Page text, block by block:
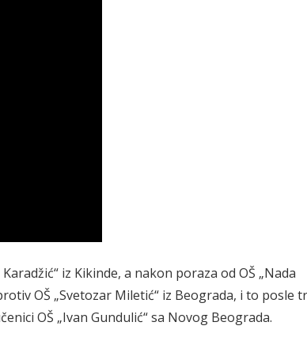
iz Kikinde, a nakon poraza od OŠ „Nada
OŠ „Svetozar Miletić“ iz Beograda, i to posle
OŠ „Ivan Gundulić“ sa Novog Beograda.